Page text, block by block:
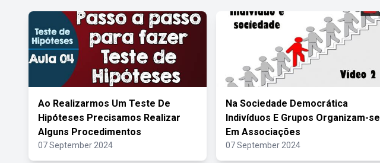
Ao Realizarmos Um Teste De
Hipóteses Precisamos Realizar
Alguns Procedimentos
07 September 2024
Na Sociedade Democrática
Indivíduos E Grupos Organizam-se
Em Associações
07 September 2024